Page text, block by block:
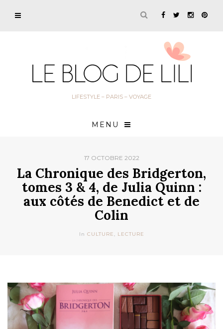
LIFESTYLE – PARIS – VOYAGE
MENU
17 OCTOBRE 2022
La Chronique des Bridgerton,
tomes 3 & 4, de Julia Quinn :
aux côtés de Benedict et de
Colin
In CULTURE, LECTURE